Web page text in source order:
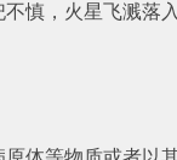
慎，火星飞溅落